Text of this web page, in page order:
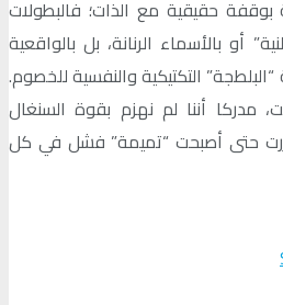
بوقفة حقيقية مع الذات؛ فالبطولات
أو بالأسماء الرنانة، بل بالواقعية
التكتيكية والنفسية للخصوم.
مدركا أننا لم نهزم بقوة السنغال
حتى أصبحت “تميمة” فشل في كل